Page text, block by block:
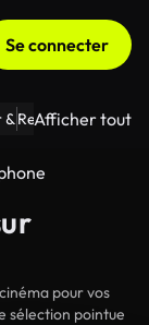
Se connecter
Relations Le
Afficher tout
pour vos
sélection pointue